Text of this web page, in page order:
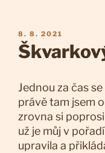
PUBLIKOVÁNO
8. 8. 2021
Jednou za čas
právě tam jsem
zrovna si
už je můj v
upravila a